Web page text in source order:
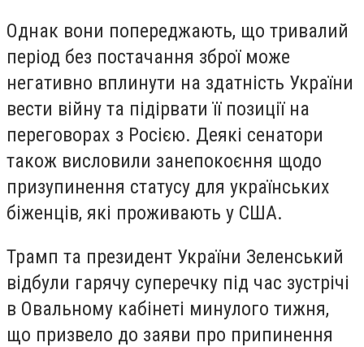
Однак вони попереджають, що тривалий
період без постачання зброї може
негативно вплинути на здатність України
вести війну та підірвати її позиції на
переговорах з Росією. Деякі сенатори
також висловили занепокоєння щодо
призупинення статусу для українських
біженців, які проживають у США.
Трамп та президент України Зеленський
відбули гарячу суперечку під час зустрічі
в Овальному кабінеті минулого тижня,
що призвело до заяви про припинення